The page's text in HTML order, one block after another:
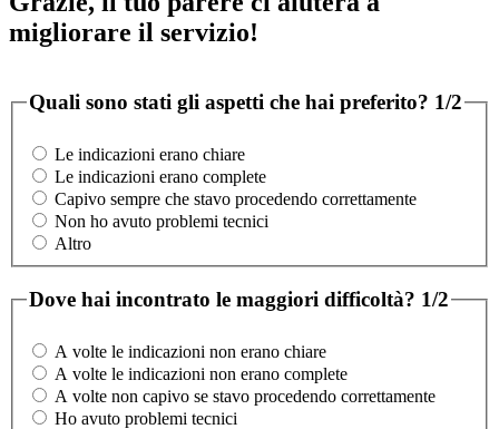
migliorare il servizio!
Quali sono stati gli aspetti che hai preferito? 1/2
Le indicazioni erano chiare
Le indicazioni erano complete
Capivo sempre che stavo procedendo correttamente
Non ho avuto problemi tecnici
Altro
Dove hai incontrato le maggiori difficoltà? 1/2
A volte le indicazioni non erano chiare
A volte le indicazioni non erano complete
A volte non capivo se stavo procedendo correttamente
Ho avuto problemi tecnici